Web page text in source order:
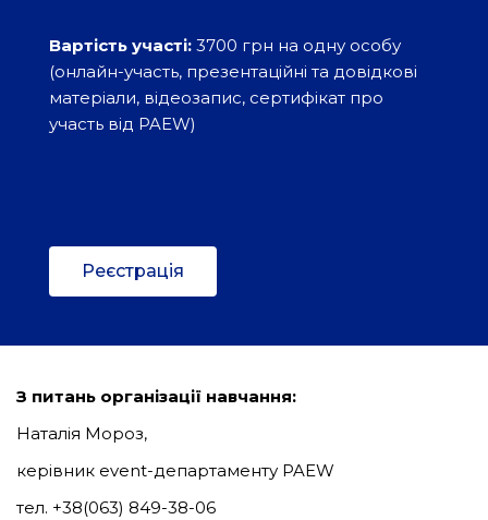
Вартість участі: 3700 грн на одну особу
(онлайн-участь, презентаційні та довідкові
матеріали, відеозапис, сертифікат про
участь від PAEW)
Реєстрація
З питань організації навчання:
Наталія Мороз,
керівник event-департаменту PAEW
тел. +38(063) 849-38-06